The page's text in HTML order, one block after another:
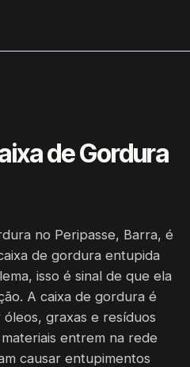
de Gordura
no Peripasse, Barra, é
de gordura entupida
isso é sinal de que ela
A caixa de gordura é
graxas e resíduos
entrem na rede
causar entupimentos